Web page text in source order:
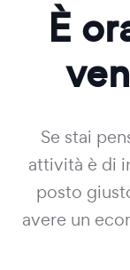
È
Se stai
attività è di
posto
avere un